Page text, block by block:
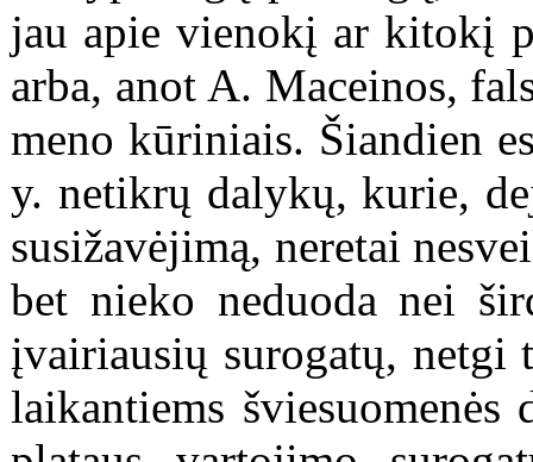
jau apie vienokį ar kitokį
arba, anot A. Maceinos,
meno kūriniais. Šiandien
y. netikrų dalykų, kurie,
susižavėjimą, neretai
bet nieko neduoda nei
įvairiausių surogatų, netgi
laikantiems